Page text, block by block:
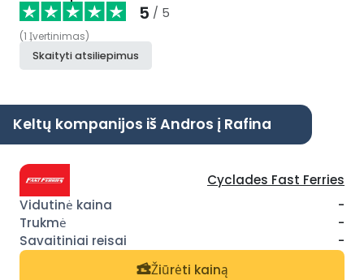
5 / 5
(1 Įvertinimas)
Skaityti atsiliepimus
Keltų kompanijos iš Andros į Rafina
Cyclades Fast Ferries
-
-
-
Žiūrėti kainą